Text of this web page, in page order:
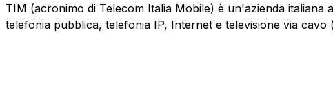
TIM (acronimo di Telecom Italia Mobile) è un'azienda
telefonia pubblica, telefonia IP, Internet e televisione via cavo